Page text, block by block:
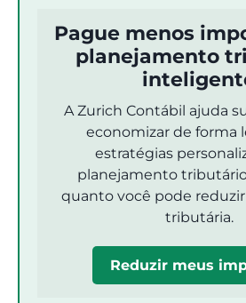
Pague menos
planejamento
A Zurich Contábil ajuda
economizar de forma
estratégias
planejamento
quanto você pode reduzir
tributária.
Reduzir meus